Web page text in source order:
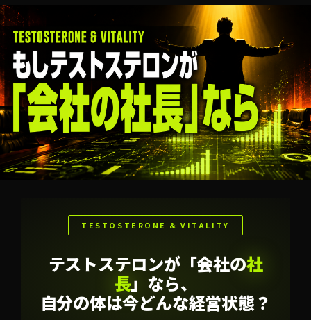
TESTOSTERONE & VITALITY
テストステロンが「会社の社
長」なら、
自分の体は今どんな経営状態？